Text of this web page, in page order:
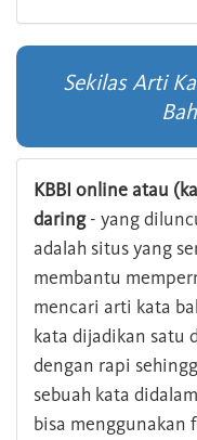
Sekilas Arti
KBBI online atau
daring- yang
adalah situs yang
membantu
mencari arti kata
kata dijadikan satu
dengan rapi
sebuah kata
bisa menggunakan